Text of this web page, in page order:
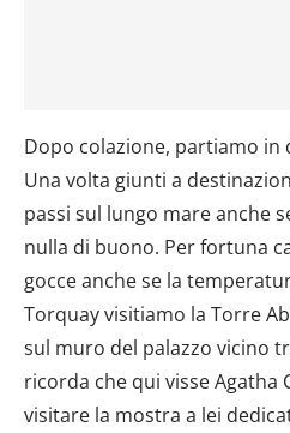
Dopo colazione, partiamo in
Una volta giunti a
passi sul lungo mare anche
nulla di buono. Per fortuna
gocce anche se la
Torquay visitiamo la Torre
sul muro del palazzo vicino
ricorda che qui visse Agatha
visitare la mostra a lei